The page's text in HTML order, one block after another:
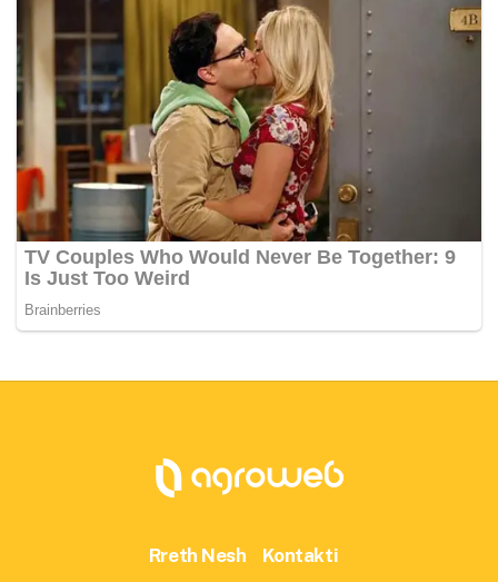
Rreth Nesh Kontakti